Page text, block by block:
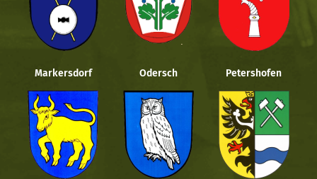
Markersdorf Odersch Petershofen